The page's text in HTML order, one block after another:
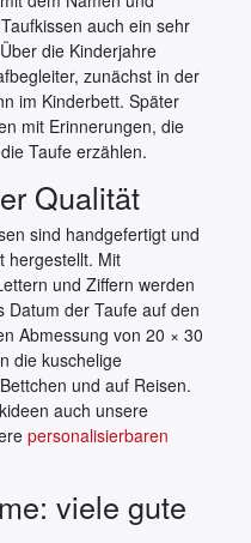
auch ein sehr
die Kinderjahre
zunächst in der
im Kinderbett. Später
mit Erinnerungen, die
Taufe erzählen.
Qualität
sind handgefertigt und
hergestellt. Mit
und Ziffern werden
Datum der Taufe auf den
Abmessung von 20 × 30
die kuschelige
und auf Reisen.
auch unsere
personalisierbaren
viele gute